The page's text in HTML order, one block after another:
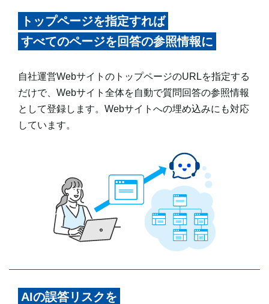
トップページを指定すれば
すべてのページを回答の参照情報に
自社運営WebサイトのトップページのURLを指定する
だけで、Webサイト全体を自動で質問回答の参照情報
として登録します。Webサイトへの埋め込みにも対応
しています。
AIの誤答リスクを